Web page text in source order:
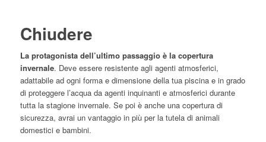
Chiudere
La protagonista dell’ultimo passaggio è la copertura
invernale. Deve essere resistente agli agenti atmosferici,
adattabile ad ogni forma e dimensione della tua piscina e in grado
di proteggere l’acqua da agenti inquinanti e atmosferici durante
tutta la stagione invernale. Se poi è anche una copertura di
sicurezza, avrai un vantaggio in più per la tutela di animali
domestici e bambini.